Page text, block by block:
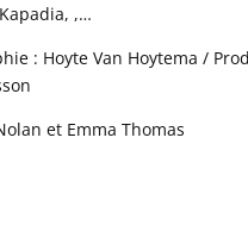
,…
: Hoyte Van Hoytema /
et Emma Thomas